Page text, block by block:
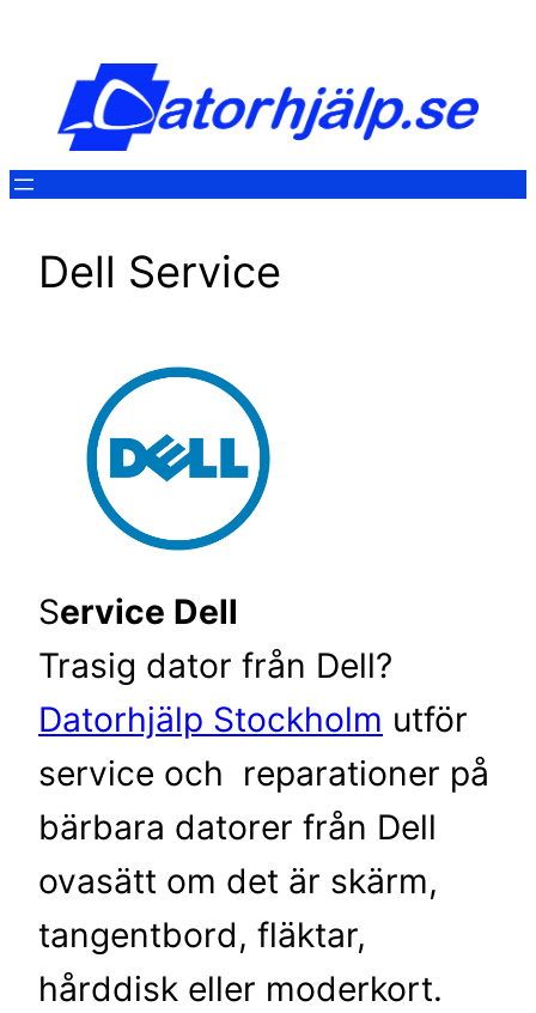
innehåll
Dell Service
Service Dell
Trasig dator från Dell?
Datorhjälp Stockholm utför
service och reparationer på
bärbara datorer från Dell
ovasätt om det är skärm,
tangentbord, fläktar,
hårddisk eller moderkort.